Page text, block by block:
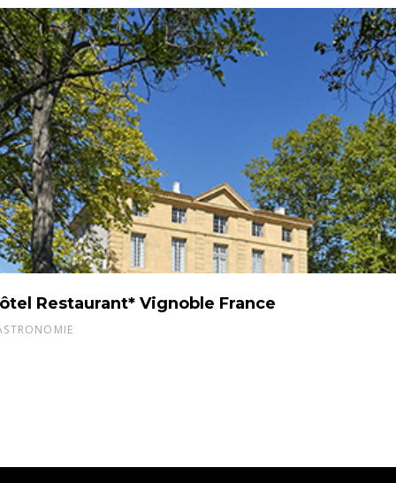
Restaurant* Vignoble France